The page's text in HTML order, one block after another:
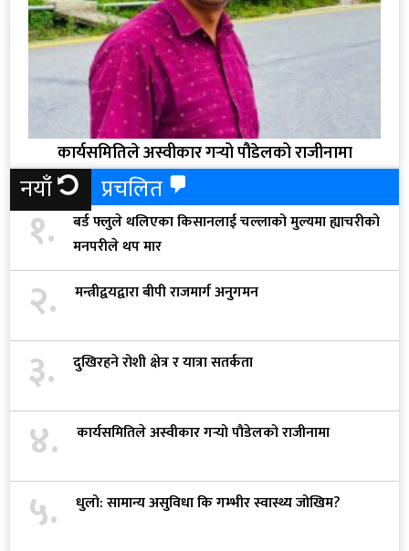
कार्यसमितिले अस्वीकार गर्‍यो पौडेलको राजीनामा
नयाँ प्रचलित
१.
बर्ड फ्लुले थलिएका किसानलाई चल्लाको मुल्यमा ह्याचरीको
मनपरीले थप मार
२. मन्त्रीद्वयद्वारा बीपी राजमार्ग अनुगमन
३. दुखिरहने रोशी क्षेत्र र यात्रा सतर्कता
४. कार्यसमितिले अस्वीकार गर्‍यो पौडेलको राजीनामा
५. धुलो: सामान्य असुविधा कि गम्भीर स्वास्थ्य जोखिम?